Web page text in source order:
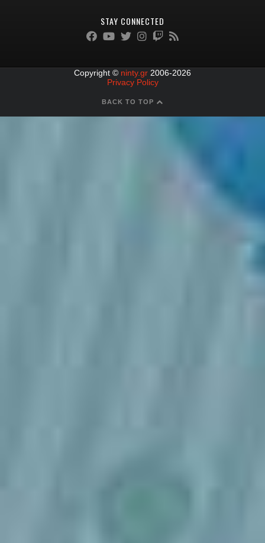
STAY CONNECTED
Copyright © ninty.gr 2006-2026
Privacy Policy
BACK TO TOP